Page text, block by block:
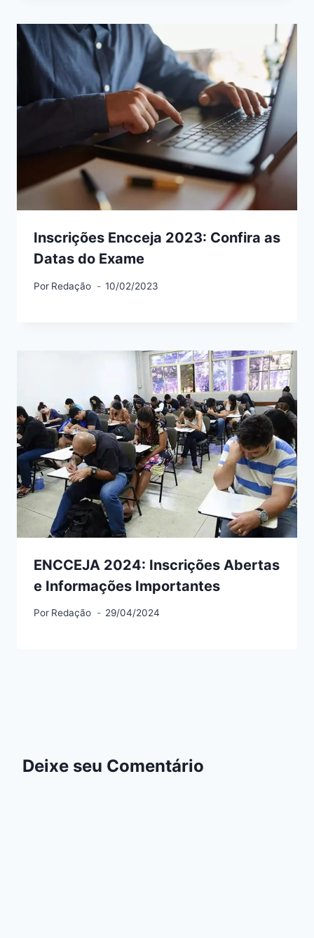
Inscrições Encceja 2023: Confira as
Datas do Exame
Por Redação 10/02/2023
ENCCEJA 2024: Inscrições Abertas
e Informações Importantes
Por Redação 29/04/2024
Deixe seu Comentário